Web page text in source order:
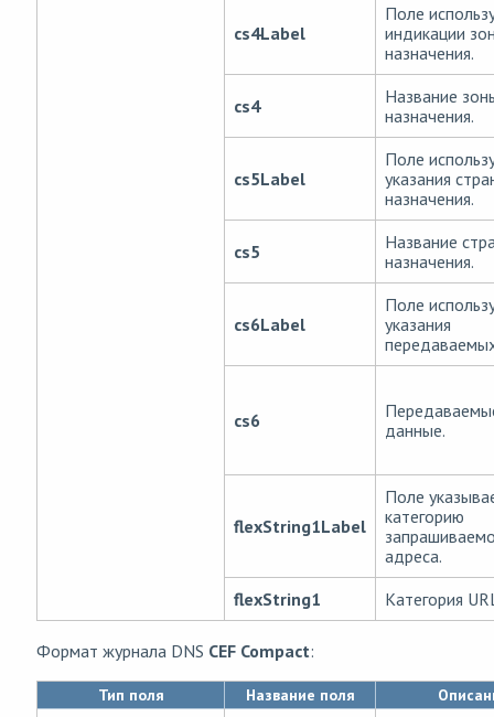
cs4Label
Поле
индикации
назначения.
cs4
Название
назначения.
cs5Label
Поле
указания
назначения.
cs5
Название
назначения.
cs6Label
Поле
указания
cs6
данные.
flexString1Label
Поле
категорию
адреса.
flexString1
Категория
Формат журнала DNS CEF Compact:
Тип поля Название поля